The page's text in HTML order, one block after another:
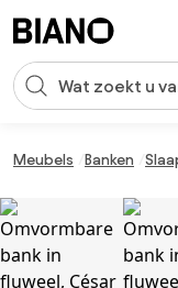
Zoekopdracht
Meubels Banken